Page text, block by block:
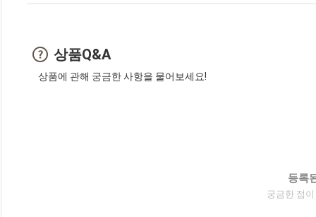
상품Q&A
상품에 관해 궁금한 사항을 물어보세요!
등록
궁금한 점